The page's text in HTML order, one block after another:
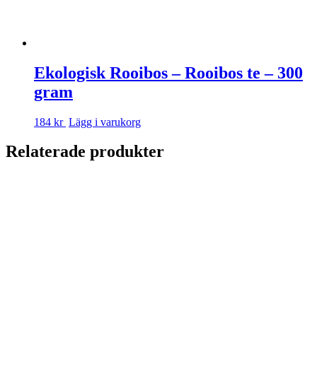
Ekologisk Rooibos – Rooibos te – 300
gram
184 kr Lägg i varukorg
Relaterade produkter